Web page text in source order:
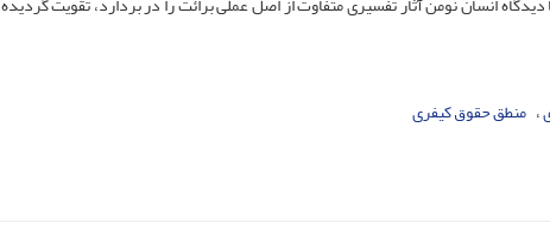
منطق حقوق کیفری